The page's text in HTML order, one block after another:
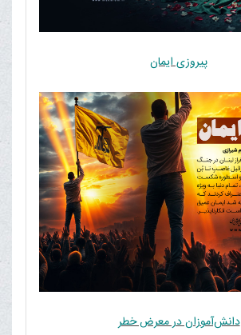
پیروزی ایمان
دانش‌آموزان در معرض خطر